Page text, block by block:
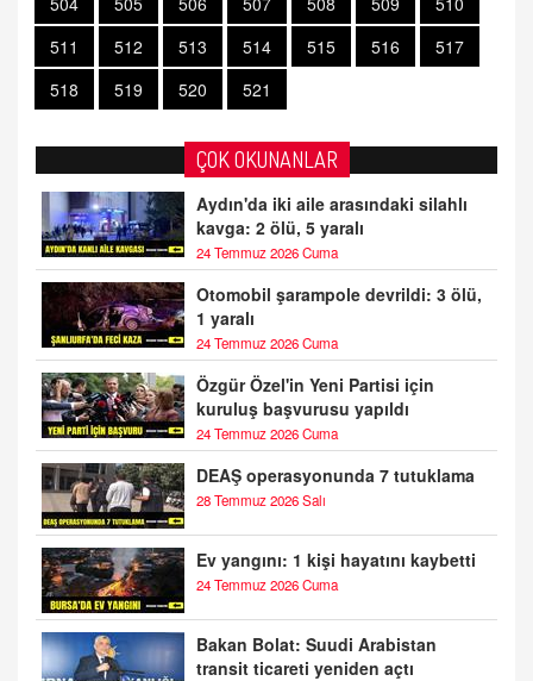
511
512 513 514 515 516
517
518
519 520 521
ÇOK OKUNANLAR
Aydın'da iki aile arasındaki silahlı
kavga: 2 ölü, 5 yaralı
24 Temmuz 2026 Cuma
Otomobil şarampole devrildi: 3 ölü,
1 yaralı
24 Temmuz 2026 Cuma
Özgür Özel'in Yeni Partisi için
kuruluş başvurusu yapıldı
24 Temmuz 2026 Cuma
DEAŞ operasyonunda 7 tutuklama
28 Temmuz 2026 Salı
Ev yangını: 1 kişi hayatını kaybetti
24 Temmuz 2026 Cuma
Bakan Bolat: Suudi Arabistan
transit ticareti yeniden açtı